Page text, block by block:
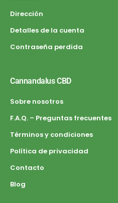
Dirección
Detalles de la cuenta
Contraseña perdida
Cannandalus CBD
Sobre nosotros
F.A.Q. – Preguntas frecuentes
Términos y condiciones
Política de privacidad
Contacto
Blog